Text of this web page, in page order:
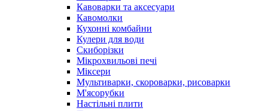
Кавоварки та аксесуари
Кавомолки
Кухонні комбайни
Кулери для води
Скиборізки
Мікрохвильові печі
Міксери
Мультиварки, скороварки, рисоварки
М'ясорубки
Настільні плити